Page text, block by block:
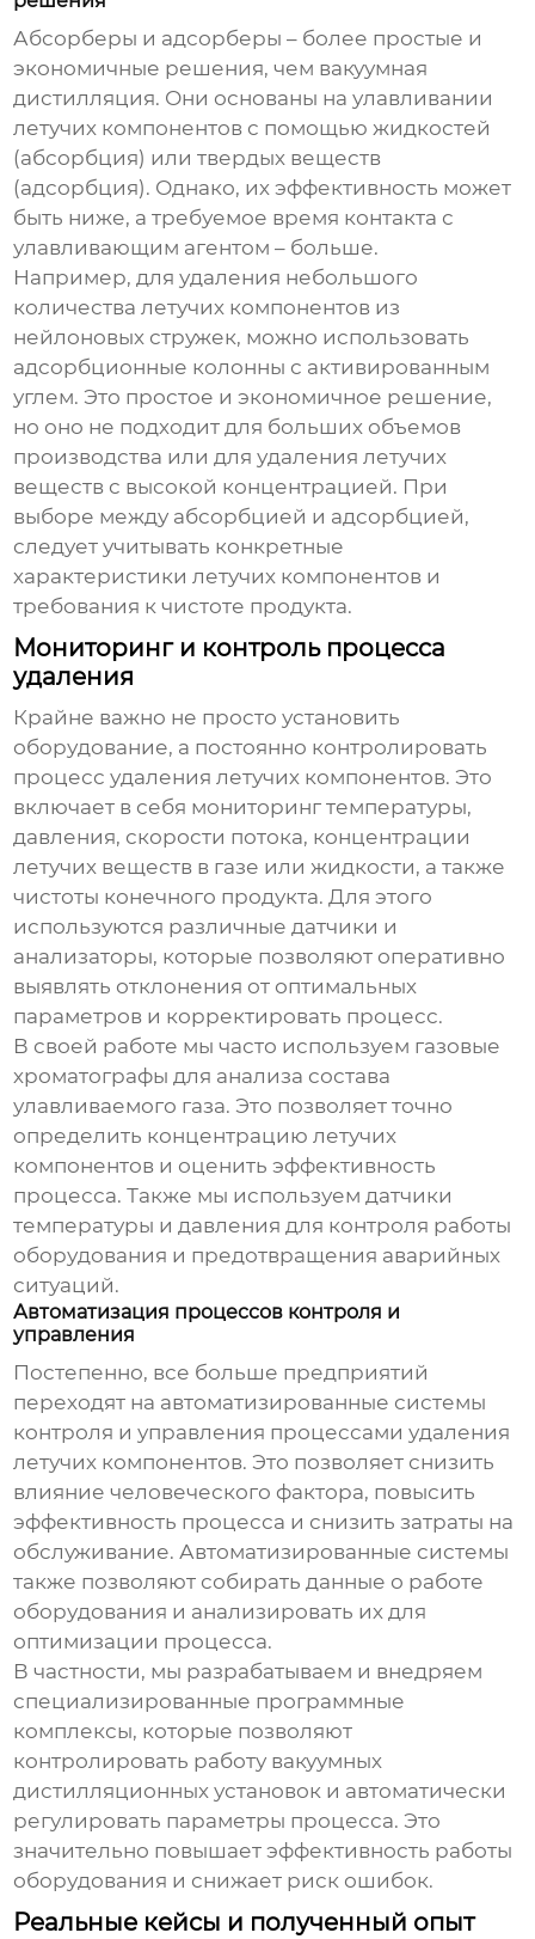
Абсорберы и адсорберы – более простые и
экономичные решения, чем вакуумная
дистилляция. Они основаны на улавливании
летучих компонентов с помощью жидкостей
(абсорбция) или твердых веществ
(адсорбция). Однако, их эффективность может
быть ниже, а требуемое время контакта с
улавливающим агентом – больше.
Например, для удаления небольшого
количества летучих компонентов из
нейлоновых стружек, можно использовать
адсорбционные колонны с активированным
углем. Это простое и экономичное решение,
но оно не подходит для больших объемов
производства или для удаления летучих
веществ с высокой концентрацией. При
выборе между абсорбцией и адсорбцией,
следует учитывать конкретные
характеристики летучих компонентов и
требования к чистоте продукта.
Мониторинг и контроль процесса
удаления
Крайне важно не просто установить
оборудование, а постоянно контролировать
процесс удаления летучих компонентов. Это
включает в себя мониторинг температуры,
давления, скорости потока, концентрации
летучих веществ в газе или жидкости, а также
чистоты конечного продукта. Для этого
используются различные датчики и
анализаторы, которые позволяют оперативно
выявлять отклонения от оптимальных
параметров и корректировать процесс.
В своей работе мы часто используем газовые
хроматографы для анализа состава
улавливаемого газа. Это позволяет точно
определить концентрацию летучих
компонентов и оценить эффективность
процесса. Также мы используем датчики
температуры и давления для контроля работы
оборудования и предотвращения аварийных
ситуаций.
Автоматизация процессов контроля и
управления
Постепенно, все больше предприятий
переходят на автоматизированные системы
контроля и управления процессами удаления
летучих компонентов. Это позволяет снизить
влияние человеческого фактора, повысить
эффективность процесса и снизить затраты на
обслуживание. Автоматизированные системы
также позволяют собирать данные о работе
оборудования и анализировать их для
оптимизации процесса.
В частности, мы разрабатываем и внедряем
специализированные программные
комплексы, которые позволяют
контролировать работу вакуумных
дистилляционных установок и автоматически
регулировать параметры процесса. Это
значительно повышает эффективность работы
оборудования и снижает риск ошибок.
Реальные кейсы и полученный опыт